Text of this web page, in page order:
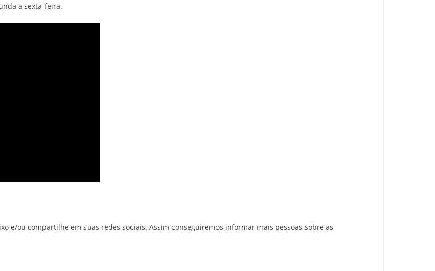
a sexta-feira.
e/ou compartilhe em suas redes sociais. Assim conseguiremos informar mais pessoas sobre as